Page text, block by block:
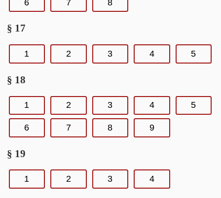
6 7 8
§ 17
1 2 3 4 5
§ 18
1 2 3 4 5
6 7 8 9
§ 19
1 2 3 4